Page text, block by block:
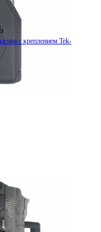
с креплением Tek-